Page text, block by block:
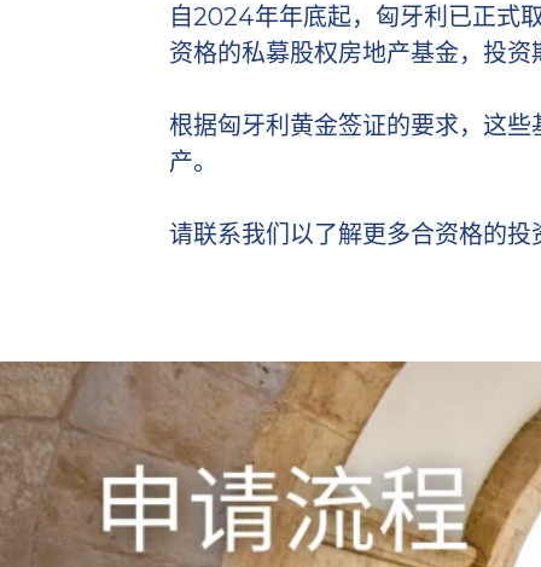
自2024年年底起，匈牙利已正式
资格的私募股权房地产基金，投
根据匈牙利黄金签证的要求，这
产。
请联系我们以了解更多合资格的投